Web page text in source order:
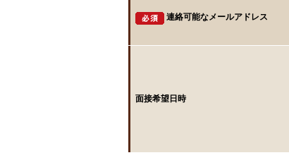
連絡可能なメールアドレス
面接希望日時